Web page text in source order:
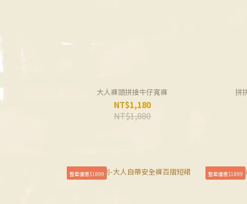
大人褲頭拼接牛仔寬褲
NT$1,180
NT$1,880
拼
整套優惠$1899 整套優惠$1899